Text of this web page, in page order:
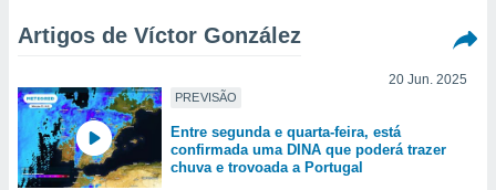
o
um perfil
lhe
e
com
Artigos de Víctor González
PREVISÃO
20 Jun. 2025
Entre segunda e quarta-feira, está
confirmada uma DINA que poderá trazer
chuva e trovoada a Portugal